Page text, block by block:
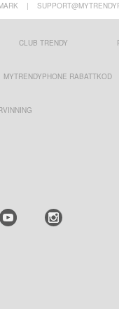
|
CLUB TRENDY
MYTRENDYPHONE RABATTKOD